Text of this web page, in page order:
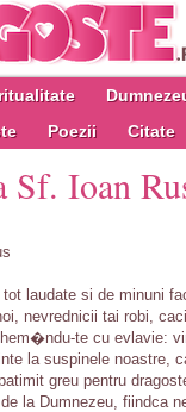
Poezii Citate
Sf. Ioan
laudate si de minuni
nevrednicii tai robi,
te cu evlavie:
la suspinele noastre,
greu pentru
la Dumnezeu, fiindca